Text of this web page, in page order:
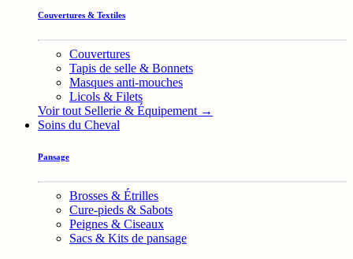
Couvertures & Textiles
Couvertures
Tapis de selle & Bonnets
Masques anti-mouches
Licols & Filets
Voir tout Sellerie & Équipement →
Soins du Cheval
Pansage
Brosses & Étrilles
Cure-pieds & Sabots
Peignes & Ciseaux
Sacs & Kits de pansage